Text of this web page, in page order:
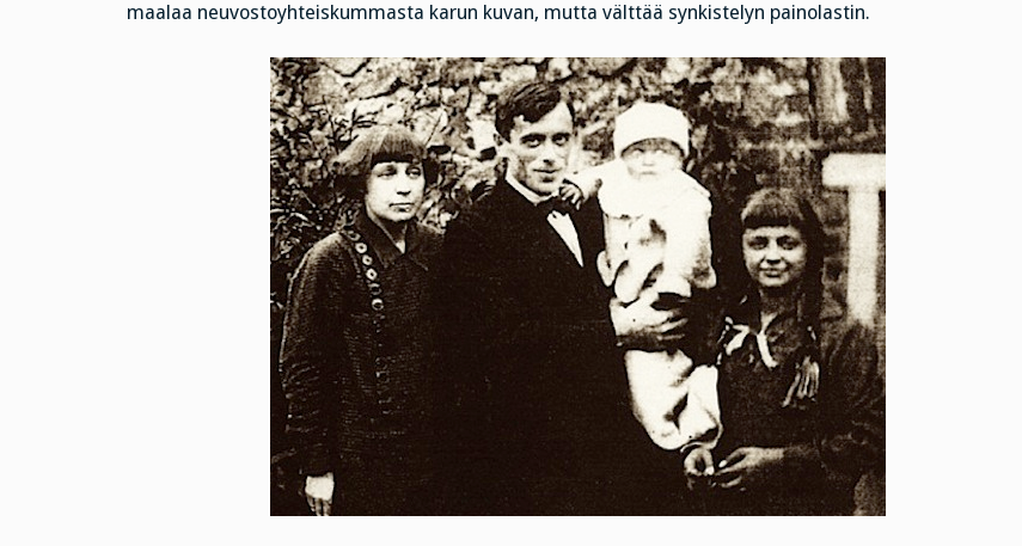
maalaa neuvostoyhteiskummasta karun kuvan, mutta välttää synkistelyn painolastin.